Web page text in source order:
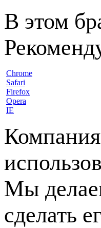
В этом
Chrome
Safari
Firefox
Opera
IE
Мы
сделать